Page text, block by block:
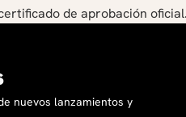
de aprobación
nuevos lanzamientos y